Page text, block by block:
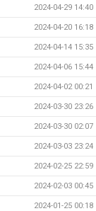
2024-04-29 14:40
2024-04-20 16:18
2024-04-14 15:35
2024-04-06 15:44
2024-04-02 00:21
2024-03-30 23:26
2024-03-30 02:07
2024-03-03 23:24
2024-02-25 22:59
2024-02-03 00:45
2024-01-25 00:18